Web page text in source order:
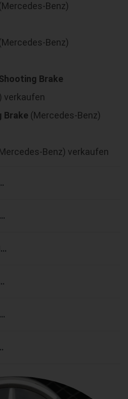
Benz)
Benz)
Brake
verkaufen
Brake (Mercedes-Benz)
Benz) verkaufen